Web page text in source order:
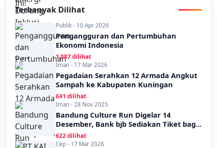
Terbanyak Dilihat
Publik - 10 Apr 2026
Pengangguran dan Pertumbuhan
Ekonomi Indonesia
1,087 dilihat
Iman - 17 Mar 2026
Pegadaian Serahkan 12 Armada Angkut
Sampah ke Kabupaten Kuningan
641 dilihat
Iman - 28 Nov 2025
Bandung Culture Run Digelar 14
Desember, Bank bjb Sediakan Tiket bag...
622 dilihat
Cep - 17 Mar 2026